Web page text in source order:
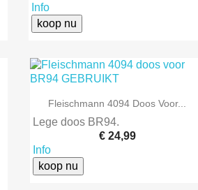
Info
koop nu
 Snel bekijken
Fleischmann 4094 Doos Voor...
Lege doos BR94.
€ 24,99
Info
koop nu